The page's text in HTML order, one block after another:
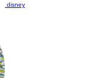
disney